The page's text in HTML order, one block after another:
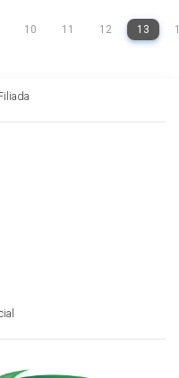
10 11 12 13